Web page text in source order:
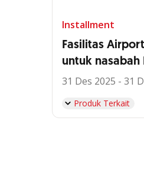
Installment
Fasilitas
untuk nasabah
Voyage
31 Des 2025 - 31
Produk Terkait